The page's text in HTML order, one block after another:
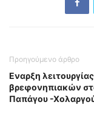
Προηγούμενο άρθρο
Εναρξη λειτουργίας
βρεφονηπιακών
Παπάγου -